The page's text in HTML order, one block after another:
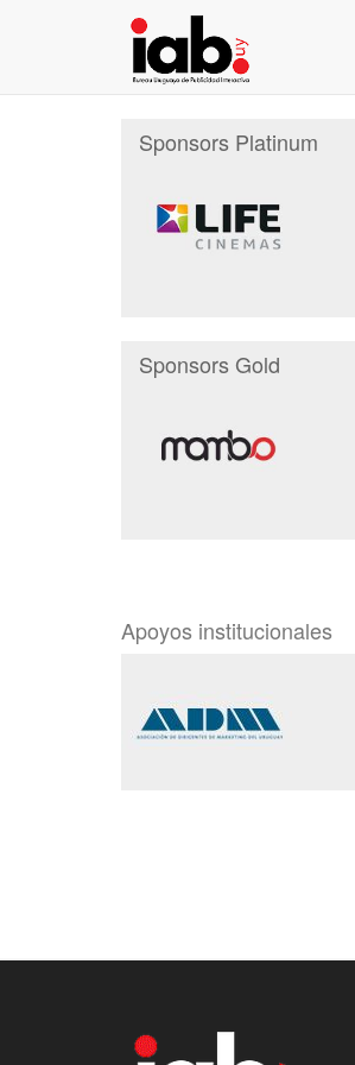
Sponsors Platinum
Sponsors Gold
Apoyos institucionales